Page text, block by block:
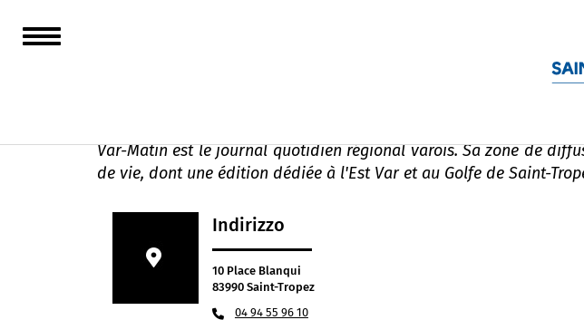
Var Matin - édition Golfe de
Var-Matin est le journal quotidien régional varois. Sa zone de
de vie, dont une édition dédiée à l'Est Var et au Golfe de Saint-
Indirizzo
10 Place Blanqui
83990 Saint-Tropez
04 94 55 96 10